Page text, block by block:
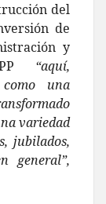
del
de
y
“aquí,
una
variedad
jubilados,
general”,